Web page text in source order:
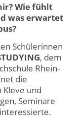
Wie fühlt
was erwartet
Schülerinnen
, dem
Rhein-
die
Kleve und
Seminare